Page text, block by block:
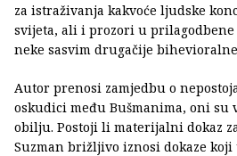
za istraživanja kakvoće ljudske
svijeta, ali i prozori u
neke sasvim drugačije
Autor prenosi zamjedbu o
oskudici među Bušmanima, oni su
obilju. Postoji li materijalni dokaz
Suzman brižljivo iznosi dokaze